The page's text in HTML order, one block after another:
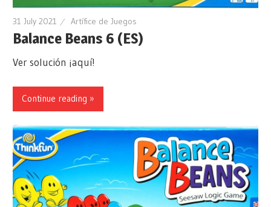
31 July 2021 Artífice de Juegos
Balance Beans 6 (ES)
Ver solución ¡aquí!
Continue reading »